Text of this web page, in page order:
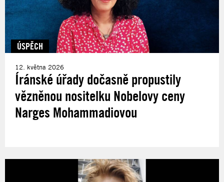
ÚSPĚCH
12. května 2026
Íránské úřady dočasně propustily
vězněnou nositelku Nobelovy ceny
Narges Mohammadiovou